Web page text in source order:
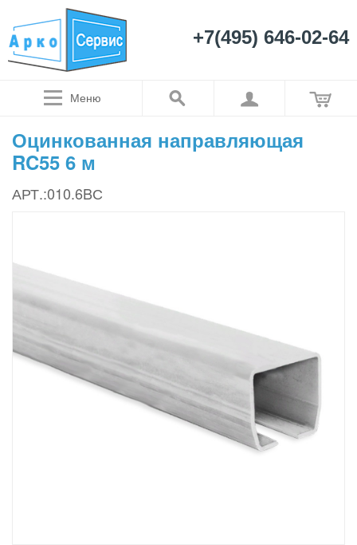
+7(495) 646-02-64
Меню
Оцинкованная направляющая
RC55 6 м
АРТ.:010.6BС